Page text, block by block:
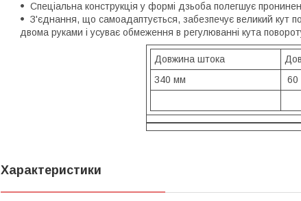
Спеціальна конструкція у формі дзьоба полегшує
З'єднання, що самоадаптується, забезпечує великий кут
двома руками і усуває обмеження в регулюванні кута
Довжина штока
340 мм
60
Характеристики